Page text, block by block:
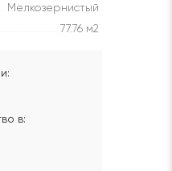
Мелкозернистый
77.76 м2
в: